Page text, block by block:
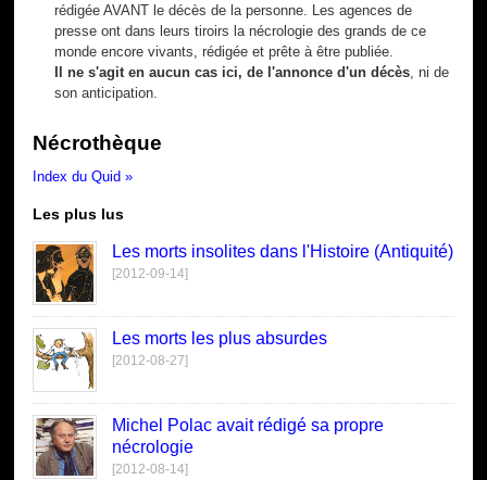
rédigée AVANT le décès de la personne. Les agences de
presse ont dans leurs tiroirs la nécrologie des grands de ce
monde encore vivants, rédigée et prête à être publiée.
Il ne s'agit en aucun cas ici, de l'annonce d'un décès , ni de
son anticipation.
Nécrothèque
Index du Quid »
Les plus lus
Les morts insolites dans l'Histoire (Antiquité)
[2012-09-14]
Les morts les plus absurdes
[2012-08-27]
Michel Polac avait rédigé sa propre
nécrologie
[2012-08-14]